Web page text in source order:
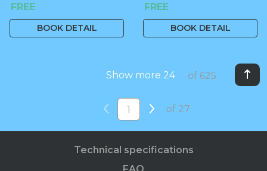
FREE
BOOK DETAIL
Michaela Bobkowska, PhD.,
PhDr. Anna Litvínová, PhD.,
Mgr. Gabriela Šulyová, PhDr.
doc. PhDr. Ľubica Ilievová,
PhD.
FREE
BOOK DETAIL
Show more 24 of 625
of 27
Technical specifications
FAQ